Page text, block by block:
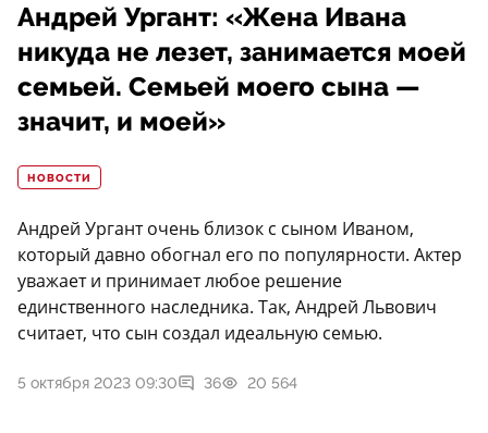
Андрей Ургант: «Жена Ивана
никуда не лезет, занимается моей
семьей. Семьей моего сына —
значит, и моей»
НОВОСТИ
Андрей Ургант очень близок с сыном Иваном,
который давно обогнал его по популярности. Актер
уважает и принимает любое решение
единственного наследника. Так, Андрей Львович
считает, что сын создал идеальную семью.
5 октября 2023 09:30 36 20 564